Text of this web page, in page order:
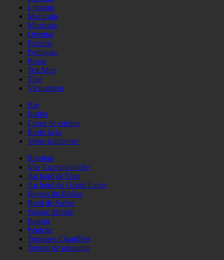
Libanais
Marocain
Mexicain
Oriental
Pizzéria
Portugais
Russe
Tex Mex
Thaï
Vietnamien
Bio
Buffet
Cours de cuisine
Resto àvin
Vente àemporter
Rooftop
Vue Exceptionnelle
Au bord de l'eau
Au bord du Grand Large
Berges du Rhône
Bord de Saône
Nature détente
Bateau
Péniche
Terrasses Chauffées
Terrain de pétanque